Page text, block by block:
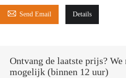
 Send Email Details
Ontvang de laatste prijs? We
mogelijk (binnen 12 uur)